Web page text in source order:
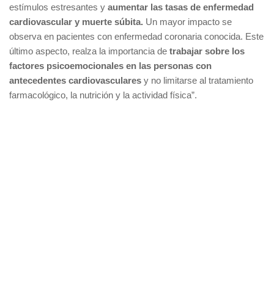
estímulos estresantes y aumentar las tasas de enfermedad
cardiovascular y muerte súbita. Un mayor impacto se
observa en pacientes con enfermedad coronaria conocida. Este
último aspecto, realza la importancia de trabajar sobre los
factores psicoemocionales en las personas con
antecedentes cardiovasculares y no limitarse al tratamiento
farmacológico, la nutrición y la actividad física”.